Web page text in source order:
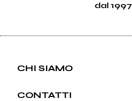
dal 1997
CHI SIAMO
CONTATTI